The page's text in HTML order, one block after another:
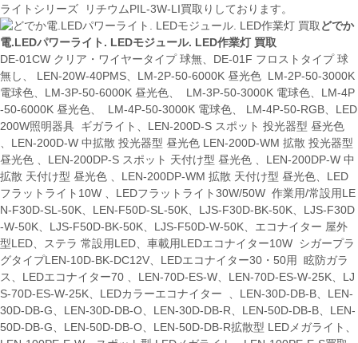
ライトシリーズ リチウムPIL-3W-LI買取りしております。
どでか
電.LEDパワーライト. LEDモジュール. LED作業灯 買取
DE-01CW クリア・ワイヤータイプ 球無、DE-01F フロストタイプ 球
無し、 LEN-20W-40PMS、LM-2P-50-6000K 昼光色 LM-2P-50-3000K
電球色、LM-3P-50-6000K 昼光色、 LM-3P-50-3000K 電球色、LM-4P
-50-6000K 昼光色、 LM-4P-50-3000K 電球色、 LM-4P-50-RGB、LED
200W照明器具 ギガライト、LEN-200D-S スポット 投光器型 昼光色
、LEN-200D-W 中拡散 投光器型 昼光色 LEN-200D-WM 拡散 投光器型
昼光色 、LEN-200DP-S スポット 天付け型 昼光色 、LEN-200DP-W 中
拡散 天付け型 昼光色 、LEN-200DP-WM 拡散 天付け型 昼光色、LED
フラットライト10W 、LEDフラットライト30W/50W 作業用/常設用LE
N-F30D-SL-50K、LEN-F50D-SL-50K、LJS-F30D-BK-50K、LJS-F30D
-W-50K、LJS-F50D-BK-50K、LJS-F50D-W-50K、エコナイター 屋外
型LED、ステラ 常設用LED、車載用LEDエコナイター10W シガープラ
グタイプLEN-10D-BK-DC12V、LEDエコナイター30・50用 眩防ガラ
ス、LEDエコナイター70 、LEN-70D-ES-W、LEN-70D-ES-W-25K、LJ
S-70D-ES-W-25K、LEDカラーエコナイター 、LEN-30D-DB-B、LEN-
30D-DB-G、LEN-30D-DB-O、LEN-30D-DB-R、LEN-50D-DB-B、LEN-
50D-DB-G、LEN-50D-DB-O、LEN-50D-DB-R拡散型 LEDメガライト、